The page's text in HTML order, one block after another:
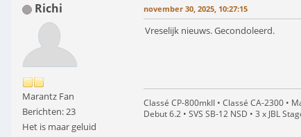
Richi
Marantz Fan
Berichten: 23
Het is maar geluid
november 30, 2025, 10:27:15
Vreselijk nieuws. Gecondoleerd.
Classé CP-800mkII • Classé CA-2300 •
Debut 6.2 • SVS SB-12 NSD • 3 x JBL